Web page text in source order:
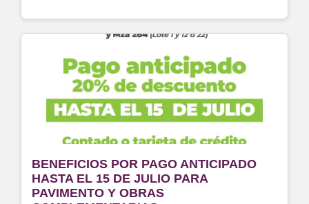
BENEFICIOS POR PAGO ANTICIPADO
HASTA EL 15 DE JULIO PARA
PAVIMENTO Y OBRAS